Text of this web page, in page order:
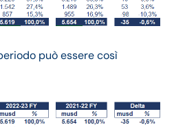
può essere così